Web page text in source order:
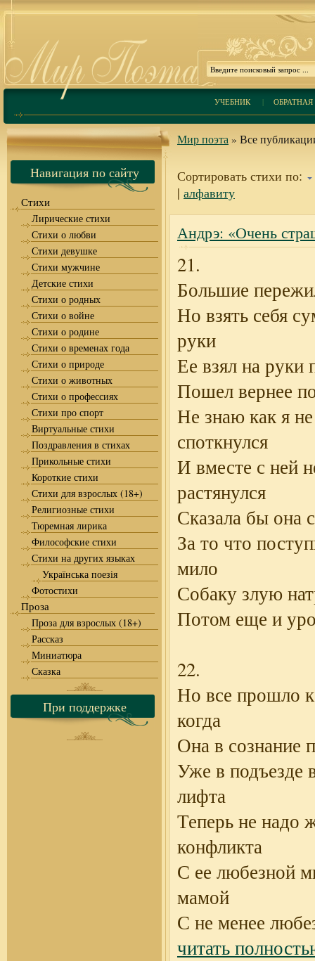
УЧЕБНИК| ОБРАТНАЯ
Навигация по сайту
Стихи
Лирические стихи
Стихи о любви
Стихи девушке
Стихи мужчине
Детские стихи
Стихи о родных
Стихи о войне
Стихи о родине
Стихи о временах года
Стихи о природе
Стихи о животных
Стихи о профессиях
Стихи про спорт
Виртуальные стихи
Поздравления в стихах
Прикольные стихи
Короткие стихи
Стихи для взрослых (18+)
Религиозные стихи
Тюремная лирика
Философские стихи
Стихи на других языках
Українська поезія
Фотостихи
Проза
Проза для взрослых (18+)
Рассказ
Миниатюра
Сказка
При поддержке
Мир поэта » Все
Сортировать стихи по:
| алфавиту
Андрэ: «Очень
21.
Большие
Но взять себя
руки
Ее взял на руки
Пошел вернее
Не знаю как я не
споткнулся
И вместе с ней
растянулся
Сказала бы она
За то что
мило
Собаку злую
Потом еще и
22.
Но все прошло
когда
Она в сознание
Уже в подъезде
лифта
Теперь не надо
конфликта
С ее любезной
мамой
С не менее
читать